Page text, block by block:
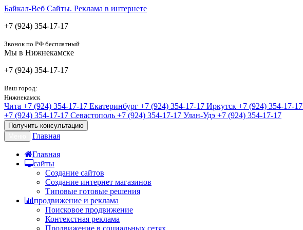
Байкал-Веб Сайты. Реклама в интернете
+7 (924) 354-17-17
Звонок по РФ бесплатный
Мы в Нижнекамске
+7 (924) 354-17-17
Ваш город:
Нижнекамск
Чита +7 (924) 354-17-17 Екатеринбург +7 (924) 354-17-17 Иркутск +7 (924) 354-17-17
+7 (924) 354-17-17 Севастополь +7 (924) 354-17-17 Улан-Удэ +7 (924) 354-17-17
Получить консультацию
Главная
Главная
сайты
Создание сайтов
Создание интернет магазинов
Типовые готовые решения
продвижение и реклама
Поисковое продвижение
Контекстная реклама
Продвижение в социальных сетях